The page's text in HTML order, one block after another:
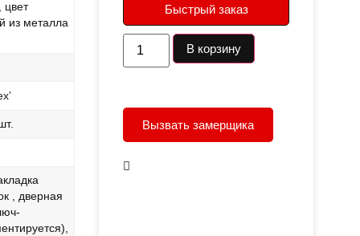
из металла
, дверная
Быстрый заказ
В корзину
Вызвать замерщика